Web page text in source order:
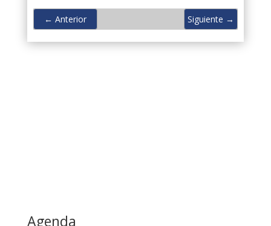
← Anterior Siguiente →
Agenda